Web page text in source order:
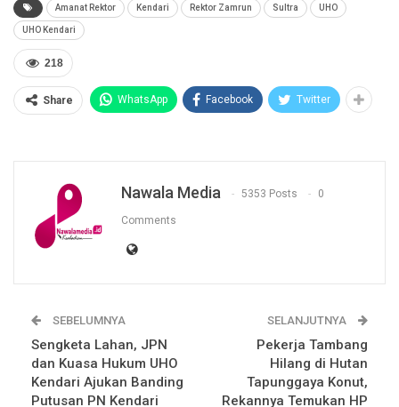
Amanat Rektor Kendari Rektor Zamrun Sultra UHO
UHO Kendari
218
Share WhatsApp Facebook Twitter
Nawala Media 5353 Posts 0
Comments
SEBELUMNYA
Sengketa Lahan, JPN
dan Kuasa Hukum UHO
Kendari Ajukan Banding
Putusan PN Kendari
SELANJUTNYA
Pekerja Tambang
Hilang di Hutan
Tapunggaya Konut,
Rekannya Temukan HP